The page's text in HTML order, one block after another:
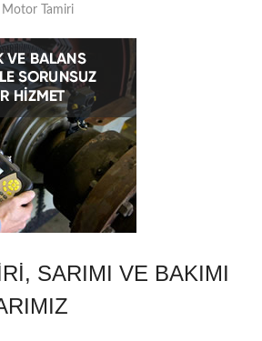
Tamiri
SARIMI VE BAKIMI